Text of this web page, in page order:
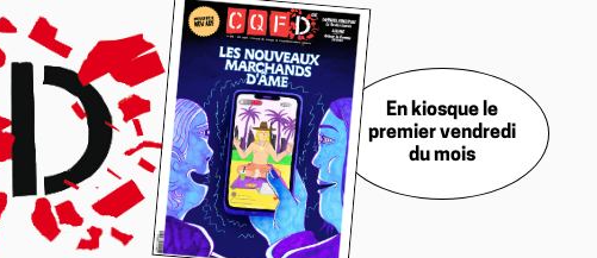
En kiosque le
premier vendredi
du mois